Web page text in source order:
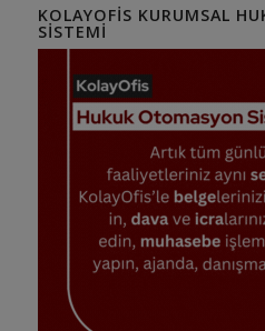
KOLAYOFIS KURUMSAL
SISTEMI